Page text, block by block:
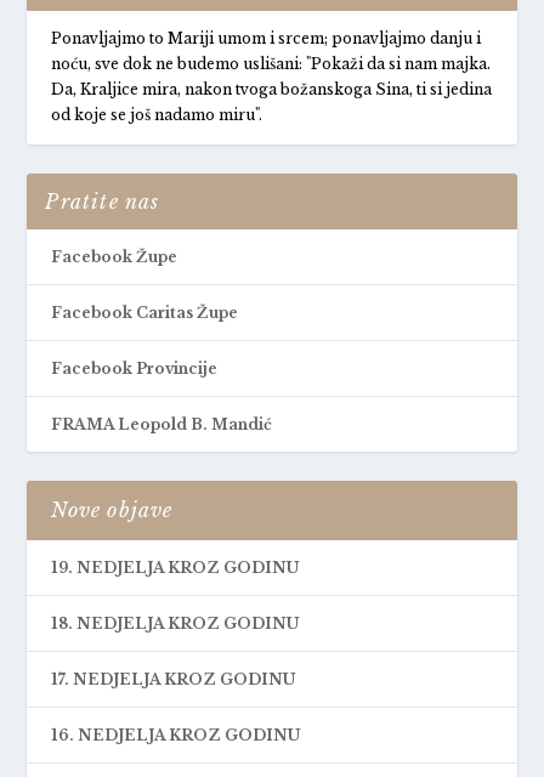
Ponavljajmo to Mariji umom i srcem; ponavljajmo danju i
noću, sve dok ne budemo uslišani: "Pokaži da si nam majka.
Da, Kraljice mira, nakon tvoga božanskoga Sina, ti si jedina
od koje se još nadamo miru".
Pratite nas
Facebook Župe
Facebook Caritas Župe
Facebook Provincije
FRAMA Leopold B. Mandić
Nove objave
19. NEDJELJA KROZ GODINU
18. NEDJELJA KROZ GODINU
17. NEDJELJA KROZ GODINU
16. NEDJELJA KROZ GODINU